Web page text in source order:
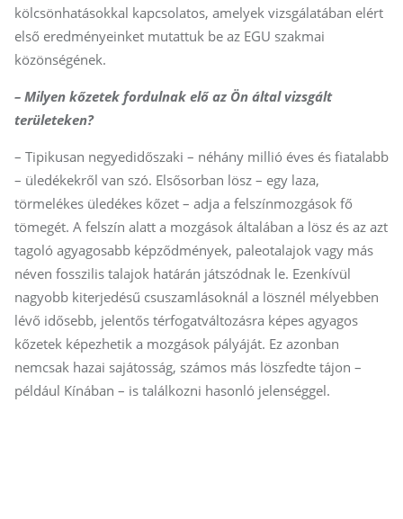
kölcsönhatásokkal kapcsolatos, amelyek vizsgálatában elért
első eredményeinket mutattuk be az EGU szakmai
közönségének.
– Milyen kőzetek fordulnak elő az Ön által vizsgált
területeken?
– Tipikusan negyedidőszaki – néhány millió éves és fiatalabb
– üledékekről van szó. Elsősorban lösz – egy laza,
törmelékes üledékes kőzet – adja a felszínmozgások fő
tömegét. A felszín alatt a mozgások általában a lösz és az azt
tagoló agyagosabb képződmények, paleotalajok vagy más
néven fosszilis talajok határán játszódnak le. Ezenkívül
nagyobb kiterjedésű csuszamlásoknál a lösznél mélyebben
lévő idősebb, jelentős térfogatváltozásra képes agyagos
kőzetek képezhetik a mozgások pályáját. Ez azonban
nemcsak hazai sajátosság, számos más löszfedte tájon –
például Kínában – is találkozni hasonló jelenséggel.